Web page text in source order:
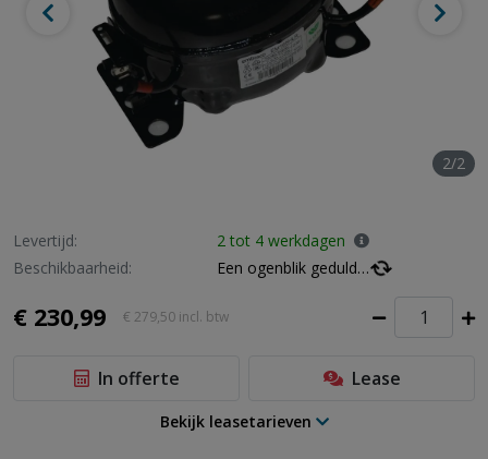
2/2
Levertijd:
2 tot 4 werkdagen
Beschikbaarheid:
Een ogenblik geduld…
€ 230,99 € 279,50 incl. btw
In offerte Lease
Bekijk leasetarieven